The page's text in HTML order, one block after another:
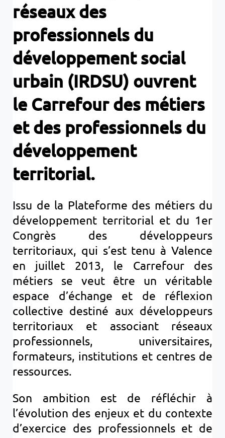
réseaux des
professionnels du
développement social
urbain (IRDSU) ouvrent
le Carrefour des métiers
et des professionnels du
développement
territorial.
Issu de la Plateforme des métiers du
développement territorial et du 1er
Congrès des développeurs
territoriaux, qui s’est tenu à Valence
en juillet 2013, le Carrefour des
métiers se veut être un véritable
espace d’échange et de réflexion
collective destiné aux développeurs
territoriaux et associant réseaux
professionnels, universitaires,
formateurs, institutions et centres de
ressources.
Son ambition est de réfléchir à
l’évolution des enjeux et du contexte
d’exercice des professionnels et de